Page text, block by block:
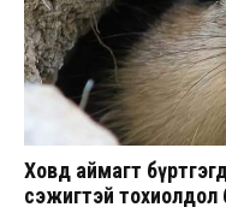
Ховд аймагт
сэжигтэй тохиолдол